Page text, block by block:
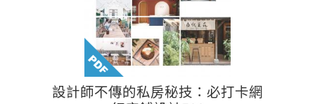
設計師不傳的私房秘技：必打卡網